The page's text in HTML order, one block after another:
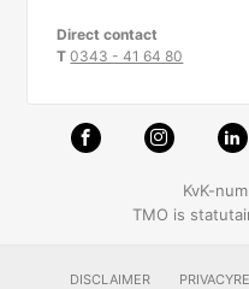
Direct contact
T0343 - 41 64 80
KvK-
TMO is
DISCLAIMER